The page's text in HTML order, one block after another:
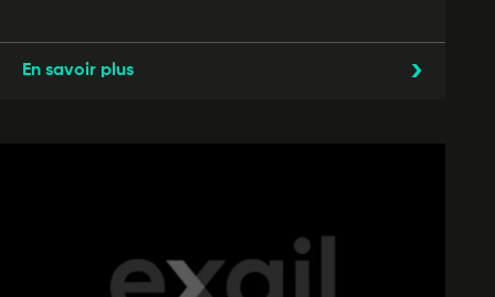
En savoir plus